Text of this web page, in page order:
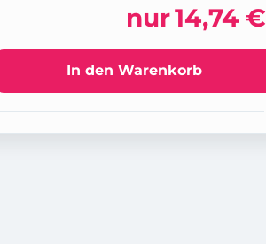
nur14,74 €
In den Warenkorb